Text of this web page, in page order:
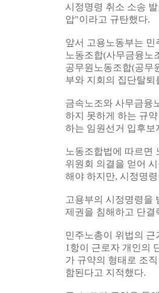
시정명령 취소 소송
압"이라고 규탄했다.
앞서 고용노동부는
노동조합(사무금융노
공무원노동조합(공무
부와 지회의 집단탈
금속노조와 사무금융
하지 못하게 하는 규
하는 임원선거 입후
노동조합법에 따르면
위원회 의결을 얻어
해야 하지만, 시정명
고용부의 시정명령을
제권을 침해하고 단
민주노총이 위법의
1항이 근로자 개인의
가 규약의 형태로 조
함된다고 지적했다.